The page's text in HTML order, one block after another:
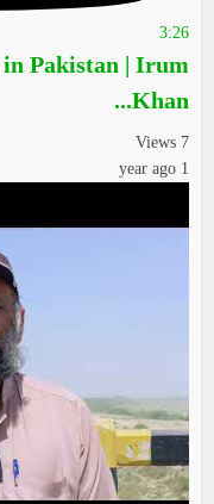
3:26
in Pakistan | Irum
Khan...
7 Views
1 year ago